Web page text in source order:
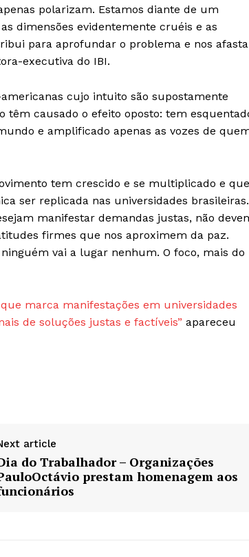
polarizam. Estamos diante de um
dimensões evidentemente cruéis e as
para aprofundar o problema e nos afasta
executiva do IBI.
cujo intuito são supostamente
causado o efeito oposto: tem
e amplificado apenas as vozes de
tem crescido e se multiplicado e que
ser replicada nas universidades brasileiras.
manifestar demandas justas, não
firmes que nos aproximem da paz.
vai a lugar nenhum. O foco, mais do
marca manifestações em universidades
de soluções justas e factíveis” apareceu
article
do Trabalhador – Organizações
prestam homenagem aos